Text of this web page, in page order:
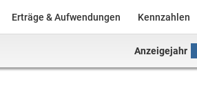
Erträge & Aufwendungen Kennzahlen
Anzeigejahr